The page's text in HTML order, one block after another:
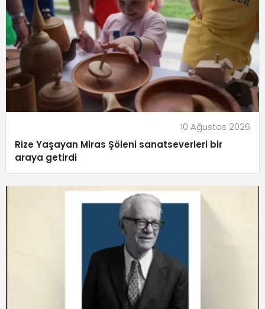
10 Ağustos 2026
Rize Yaşayan Miras Şöleni sanatseverleri bir
araya getirdi